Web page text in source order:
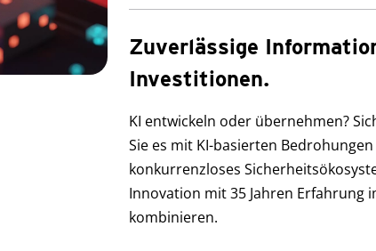
Zuverlässige
Investitionen.
KI entwickeln oder übernehmen?
Sie es mit KI-basierten
konkurrenzloses
Innovation mit 35 Jahren Erfahrung
kombinieren.